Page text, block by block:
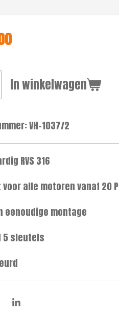
In winkelwagen
VH-1037/2
RVS 316
alle motoren vanaf 20
eenoudige montage
5 sleutels
S